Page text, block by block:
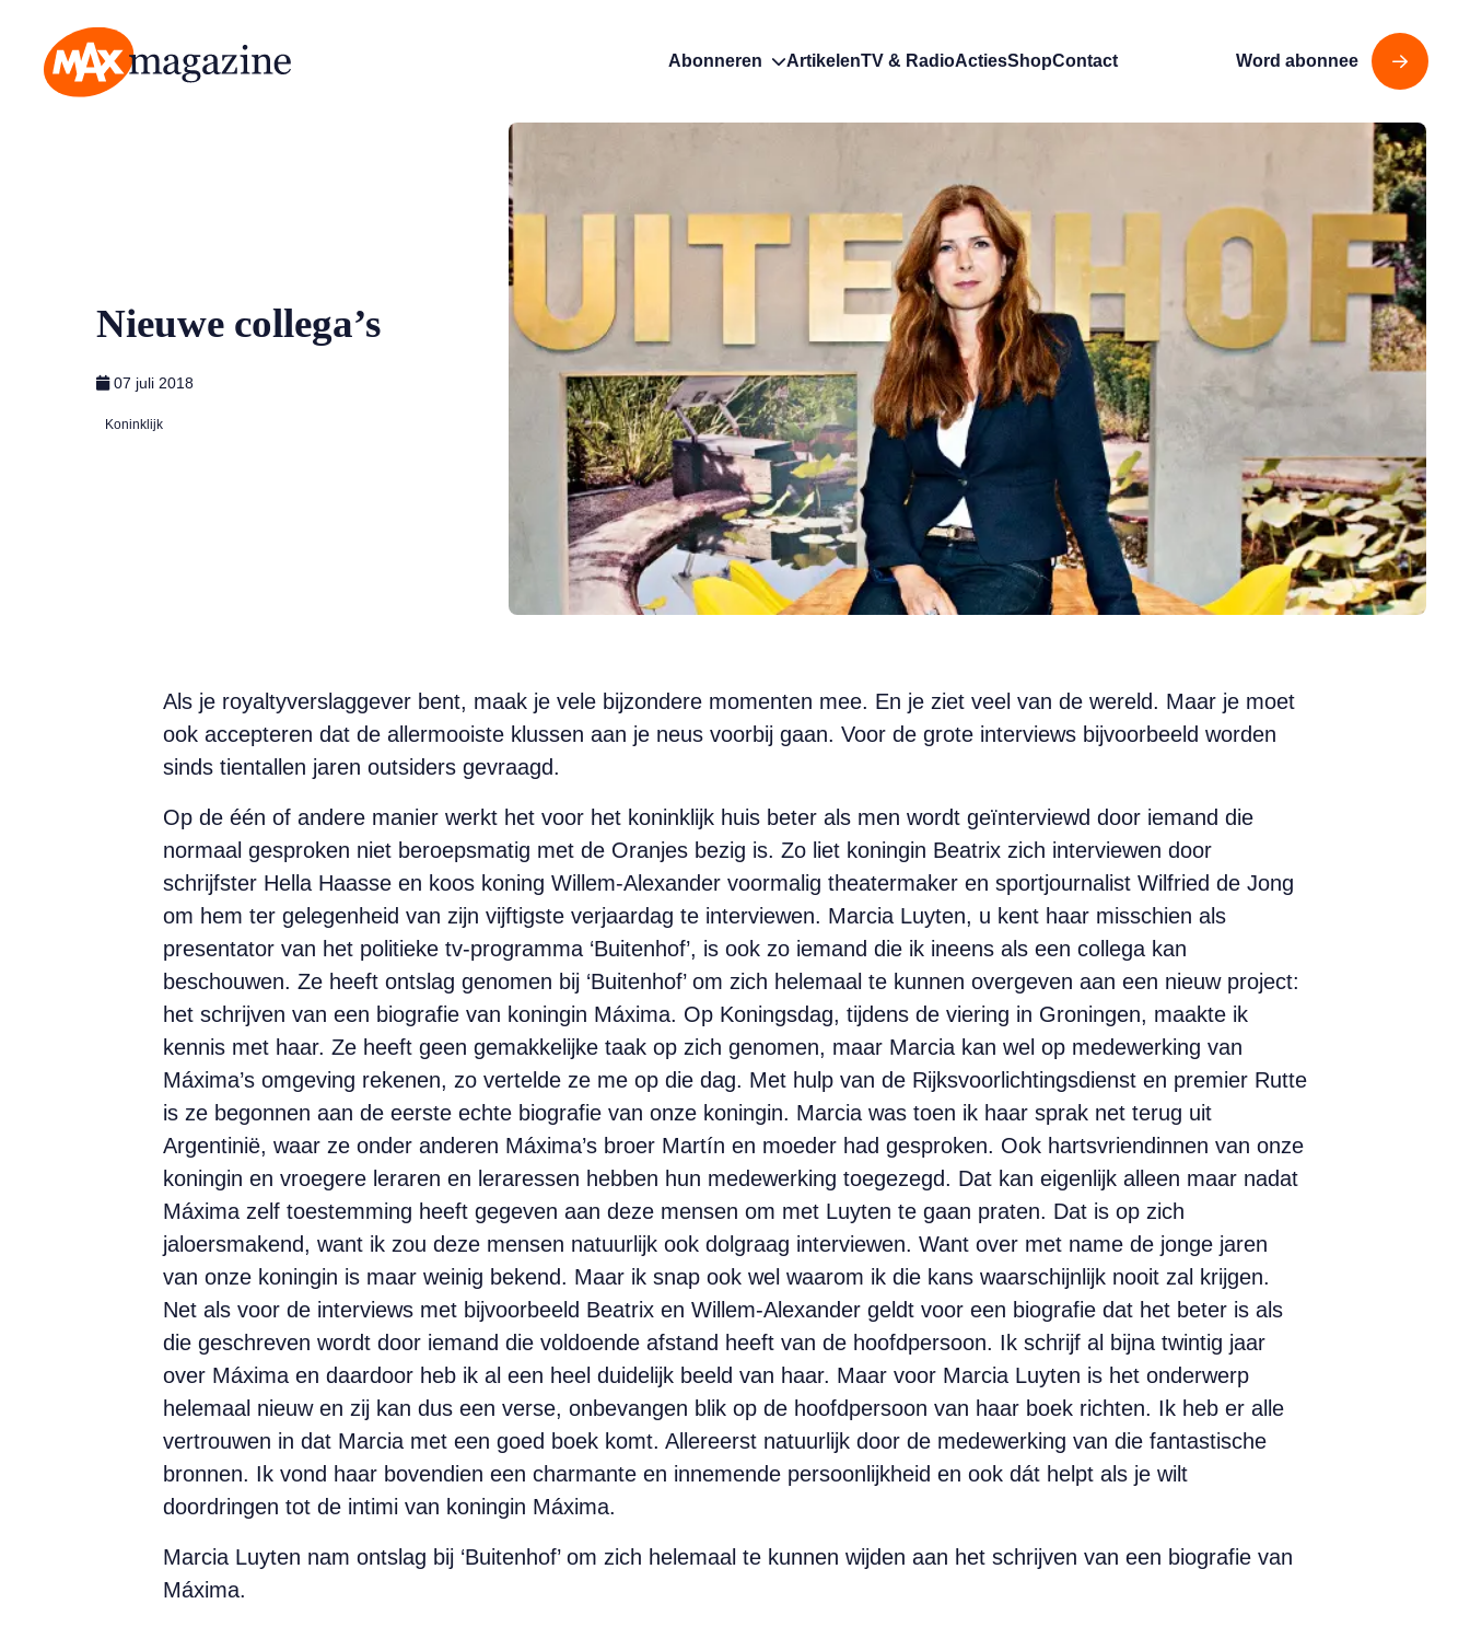
Abonneren ArtikelenTV & RadioActiesShopContact Word abonnee
Nieuwe collega’s
07 juli 2018
Koninklijk
Als je royaltyverslaggever bent, maak je vele bijzondere momenten mee. En je ziet veel van de wereld. Maar je moet
ook accepteren dat de allermooiste klussen aan je neus voorbij gaan. Voor de grote interviews bijvoorbeeld worden
sinds tientallen jaren outsiders gevraagd.
Op de één of andere manier werkt het voor het koninklijk huis beter als men wordt geïnterviewd door iemand die
normaal gesproken niet beroepsmatig met de Oranjes bezig is. Zo liet koningin Beatrix zich interviewen door
schrijfster Hella Haasse en koos koning Willem-Alexander voormalig theatermaker en sportjournalist Wilfried de Jong
om hem ter gelegenheid van zijn vijftigste verjaardag te interviewen. Marcia Luyten, u kent haar misschien als
presentator van het politieke tv-programma ‘Buitenhof’, is ook zo iemand die ik ineens als een collega kan
beschouwen. Ze heeft ontslag genomen bij ‘Buitenhof’ om zich helemaal te kunnen overgeven aan een nieuw project:
het schrijven van een biografie van koningin Máxima. Op Koningsdag, tijdens de viering in Groningen, maakte ik
kennis met haar. Ze heeft geen gemakkelijke taak op zich genomen, maar Marcia kan wel op medewerking van
Máxima’s omgeving rekenen, zo vertelde ze me op die dag. Met hulp van de Rijksvoorlichtingsdienst en premier Rutte
is ze begonnen aan de eerste echte biografie van onze koningin. Marcia was toen ik haar sprak net terug uit
Argentinië, waar ze onder anderen Máxima’s broer Martín en moeder had gesproken. Ook hartsvriendinnen van onze
koningin en vroegere leraren en leraressen hebben hun medewerking toegezegd. Dat kan eigenlijk alleen maar nadat
Máxima zelf toestemming heeft gegeven aan deze mensen om met Luyten te gaan praten. Dat is op zich
jaloersmakend, want ik zou deze mensen natuurlijk ook dolgraag interviewen. Want over met name de jonge jaren
van onze koningin is maar weinig bekend. Maar ik snap ook wel waarom ik die kans waarschijnlijk nooit zal krijgen.
Net als voor de interviews met bijvoorbeeld Beatrix en Willem-Alexander geldt voor een biografie dat het beter is als
die geschreven wordt door iemand die voldoende afstand heeft van de hoofdpersoon. Ik schrijf al bijna twintig jaar
over Máxima en daardoor heb ik al een heel duidelijk beeld van haar. Maar voor Marcia Luyten is het onderwerp
helemaal nieuw en zij kan dus een verse, onbevangen blik op de hoofdpersoon van haar boek richten. Ik heb er alle
vertrouwen in dat Marcia met een goed boek komt. Allereerst natuurlijk door de medewerking van die fantastische
bronnen. Ik vond haar bovendien een charmante en innemende persoonlijkheid en ook dát helpt als je wilt
doordringen tot de intimi van koningin Máxima.
Marcia Luyten nam ontslag bij ‘Buitenhof’ om zich helemaal te kunnen wijden aan het schrijven van een biografie van
Máxima.